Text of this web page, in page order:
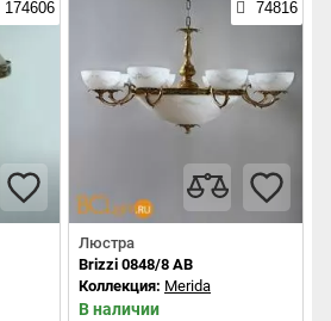
174606 74816
Люстра
Brizzi 0848/8 AB
Коллекция: Merida
В наличии